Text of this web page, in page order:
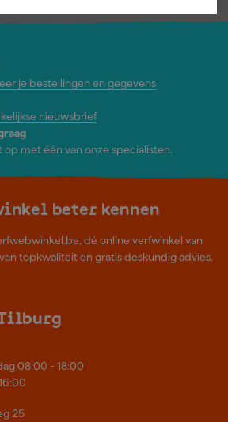
je bestellingen en gegevens
nieuwsbrief
met één van onze specialisten.
beter kennen
dé online verfwinkel van
topkwaliteit en gratis deskundig advies,
08:00 - 18:00
25